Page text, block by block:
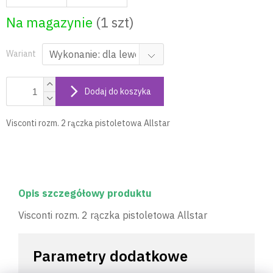
Na magazynie (1 szt)
Wariant
Dodaj do koszyka
Visconti rozm. 2 rączka pistoletowa Allstar
Opis szczegółowy produktu
Visconti rozm. 2 rączka pistoletowa Allstar
Parametry dodatkowe